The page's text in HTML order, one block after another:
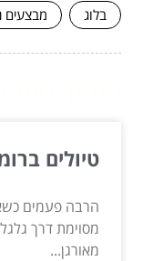
בלוג מבצעים
טיולים
הרבה פעמים
מסוימת דרך
מאורגן...